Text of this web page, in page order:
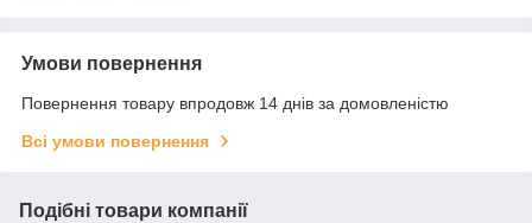
Умови повернення
Повернення товару впродовж 14 днів за домовленістю
Всі умови повернення
Подібні товари компанії